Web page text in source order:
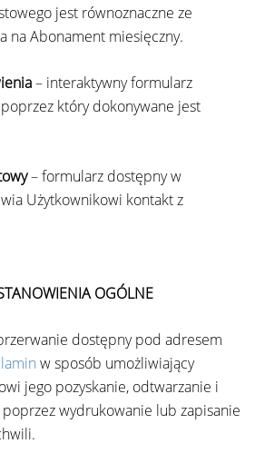
jest równoznaczne ze
na Abonament miesięczny.
– interaktywny formularz
który dokonywane jest
– formularz dostępny w
Użytkownikowi kontakt z
OGÓLNE
dostępny pod adresem
w sposób umożliwiający
jego pozyskanie, odtwarzanie i
wydrukowanie lub zapisanie